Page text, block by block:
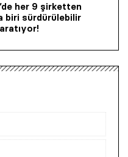
her 9 şirketten
biri sürdürülebilir